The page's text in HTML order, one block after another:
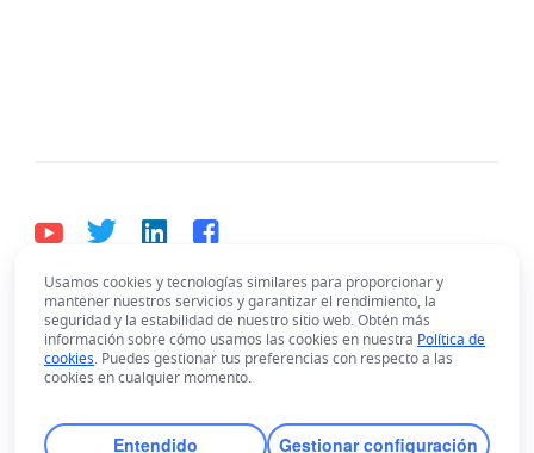
Español
Bahasa Indonesia Deutsch English
Español
Français
Italiano
Português (Brasil)
Tiếng Việt
ไทย 한국어 日本語
中文
Singapore with offices worldwide.
Usamos cookies y tecnologías similares para proporcionar y
mantener nuestros servicios y garantizar el rendimiento, la
seguridad y la estabilidad de nuestro sitio web. Obtén más
información sobre cómo usamos las cookies en nuestra Política de
cookies. Puedes gestionar tus preferencias con respecto a las
cookies en cualquier momento.
Entendido Gestionar configuración